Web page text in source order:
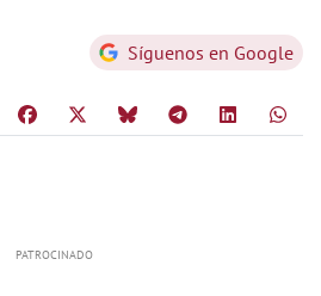
Síguenos en Google